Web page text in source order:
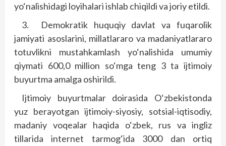
yo‘nalishidagi loyihalari ishlab chiqildi va joriy etildi.
3.
Demokratik huquqiy davlat va fuqarolik
jamiyati asoslarini, millatlararo va madaniyatlararo
totuvlikni mustahkamlash yo‘nalishida umumiy
qiymati 600,0 million so‘mga teng 3 ta ijtimoiy
buyurtma amalga oshirildi.
Ijtimoiy buyurtmalar doirasida O‘zbekistonda
yuz berayotgan ijtimoiy-siyosiy, sotsial-iqtisodiy,
madaniy voqealar haqida o‘zbek, rus va ingliz
tillarida internet tarmog‘ida 3000 dan ortiq